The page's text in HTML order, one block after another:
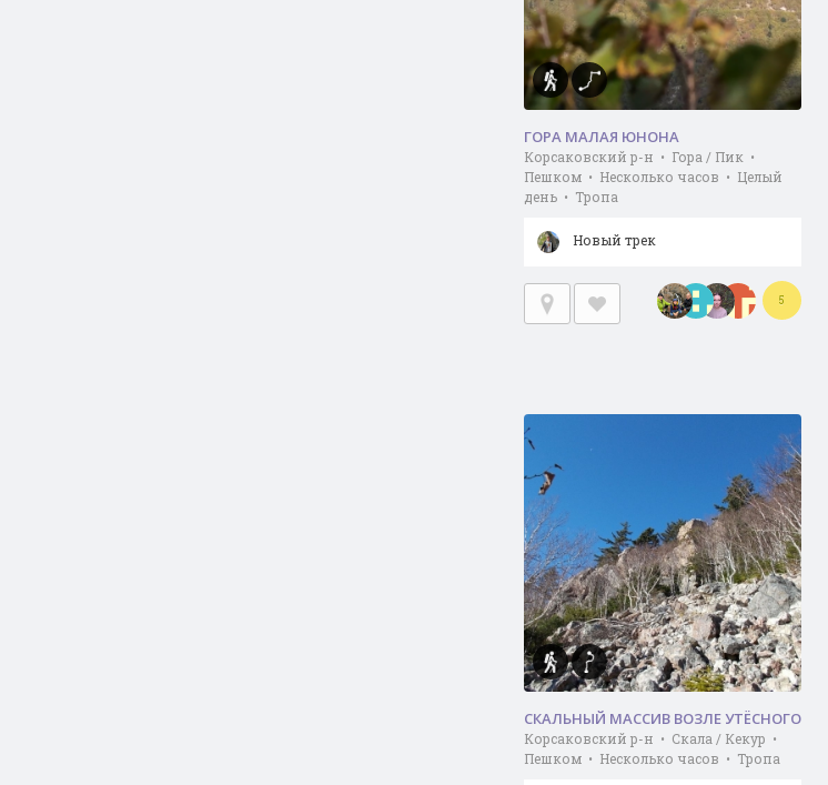
ГОРА МАЛАЯ ЮНОНА
Корсаковский р-н • Гора / Пик •
Пешком • Несколько часов • Целый
день • Тропа
Новый трек
5
СКАЛЬНЫЙ МАССИВ ВОЗЛЕ УТЁСНОГО
Корсаковский р-н • Скала / Кекур •
Пешком • Несколько часов • Тропа